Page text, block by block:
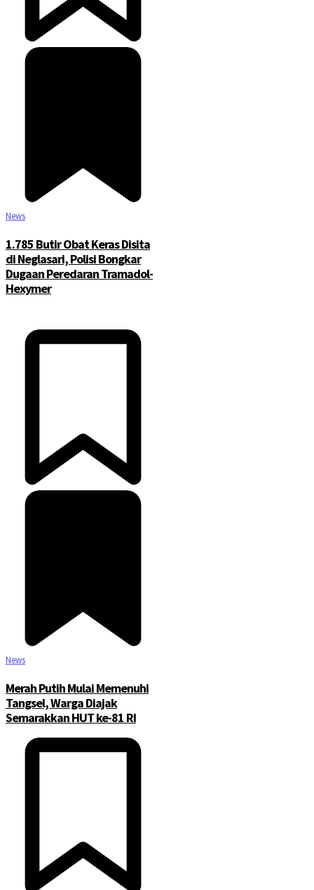
News
1.785 Butir Obat Keras Disita
di Neglasari, Polisi Bongkar
Dugaan Peredaran Tramadol-
Hexymer
News
Merah Putih Mulai Memenuhi
Tangsel, Warga Diajak
Semarakkan HUT ke-81 RI